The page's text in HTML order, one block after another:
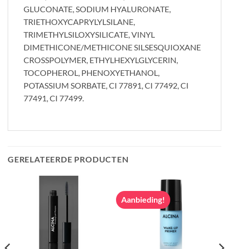
GLUCONATE, SODIUM HYALURONATE,
TRIETHOXYCAPRYLYLSILANE,
TRIMETHYLSILOXYSILICATE, VINYL
DIMETHICONE/METHICONE SILSESQUIOXANE
CROSSPOLYMER, ETHYLHEXYLGLYCERIN,
TOCOPHEROL, PHENOXYETHANOL,
POTASSIUM SORBATE, CI 77891, CI 77492, CI
77491, CI 77499.
GERELATEERDE PRODUCTEN
Aanbieding!